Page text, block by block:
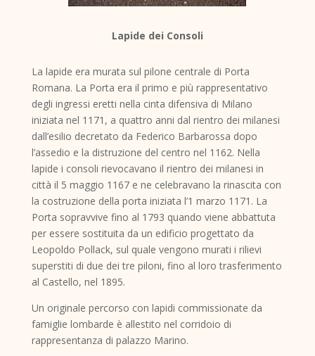
Lapide dei Consoli
La lapide era murata sul pilone centrale di Porta
Romana. La Porta era il primo e più rappresentativo
degli ingressi eretti nella cinta difensiva di Milano
iniziata nel 1171, a quattro anni dal rientro dei milanesi
dall’esilio decretato da Federico Barbarossa dopo
l’assedio e la distruzione del centro nel 1162. Nella
lapide i consoli rievocavano il rientro dei milanesi in
città il 5 maggio 1167 e ne celebravano la rinascita con
la costruzione della porta iniziata l’1 marzo 1171. La
Porta sopravvive fino al 1793 quando viene abbattuta
per essere sostituita da un edificio progettato da
Leopoldo Pollack, sul quale vengono murati i rilievi
superstiti di due dei tre piloni, fino al loro trasferimento
al Castello, nel 1895.
Un originale percorso con lapidi commissionate da
famiglie lombarde è allestito nel corridoio di
rappresentanza di palazzo Marino.